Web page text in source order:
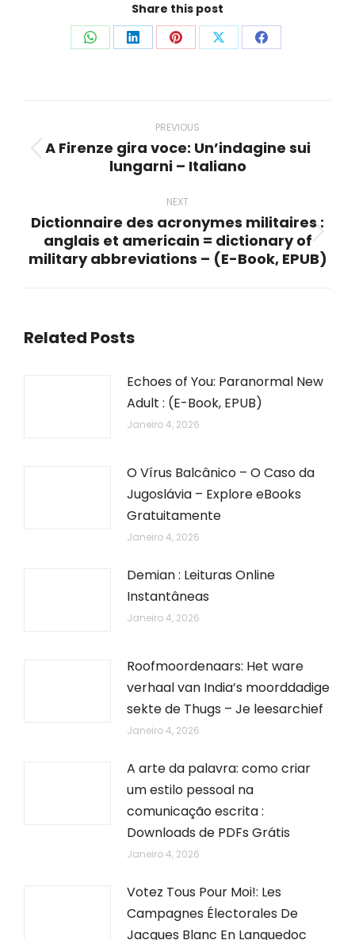
Share this post
Share Share Share Share Share
navigation
PREVIOUS
Previous
A Firenze gira voce: Un’indagine sui
lungarni – Italiano
NEXT
Next
post:
Dictionnaire des acronymes militaires :
anglais et americain = dictionary of
military abbreviations – (E-Book, EPUB)
Related Posts
Echoes of You: Paranormal New
Adult : (E-Book, EPUB)
Janeiro 4, 2026
O Vírus Balcânico – O Caso da
Jugoslávia – Explore eBooks
Gratuitamente
Janeiro 4, 2026
Demian : Leituras Online
Instantâneas
Janeiro 4, 2026
Roofmoordenaars: Het ware
verhaal van India’s moorddadige
sekte de Thugs – Je leesarchief
Janeiro 4, 2026
A arte da palavra: como criar
um estilo pessoal na
comunicação escrita :
Downloads de PDFs Grátis
Janeiro 4, 2026
Votez Tous Pour Moi!: Les
Campagnes Électorales De
Jacques Blanc En Languedoc